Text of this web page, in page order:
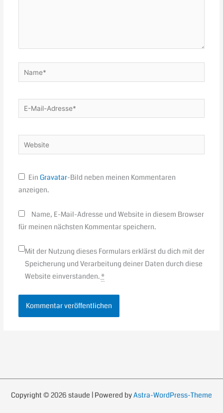
Name*
E-
Mail-
Website
EinGravatar-Bild neben meinen Kommentaren
anzeigen.
Name, E-Mail-Adresse und Website in diesem Browser
für meinen nächsten Kommentar speichern.
Mit der Nutzung dieses Formulars erklärst du dich mit der
Speicherung und Verarbeitung deiner Daten durch diese
Website einverstanden.*
Copyright © 2026 staude | Powered byAstra-WordPress-Theme